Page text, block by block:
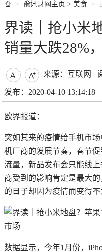
 豫讯财网主页 > 美食
界读｜抢小米
销量大跌28%
  来源：互联网
发布：2020-04-10 13:14:18
欧界报道：
突如其来的疫情给手机市
机厂商的发展节奏，春节
流量，新品发布会只能线
商受到的影响肯定是最大
的日子却因为疫情而变得不
数据显示，今年1月份，